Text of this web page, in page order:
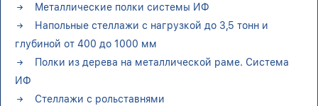
Металлические полки системы ИФ
Напольные стеллажи с нагрузкой до 3,5 тонн и
глубиной от 400 до 1000 мм
Полки из дерева на металлической раме. Система
ИФ
Стеллажи с рольставнями